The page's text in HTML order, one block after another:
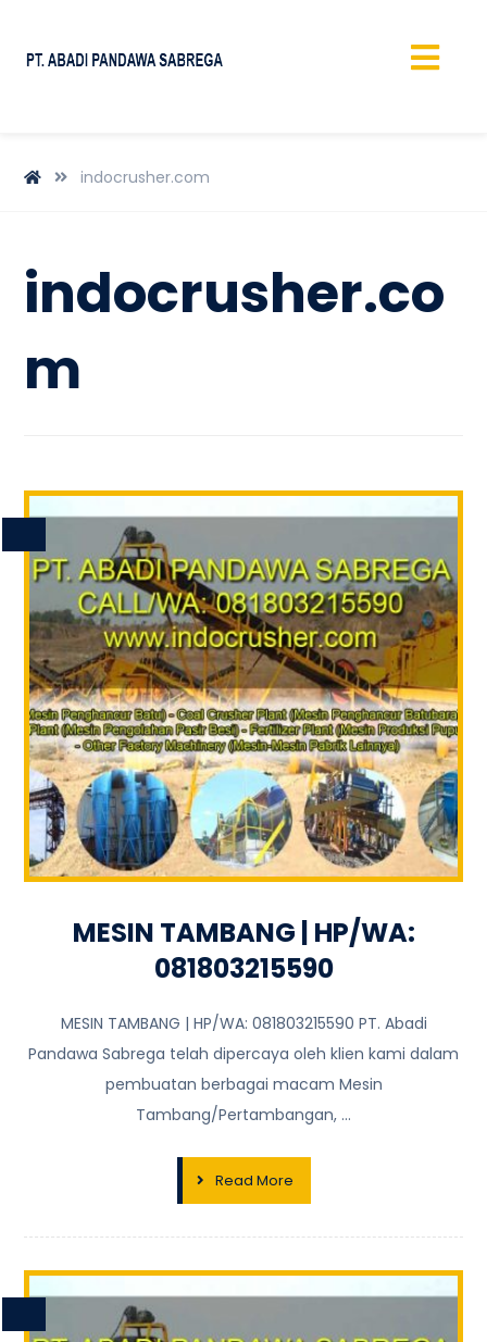
indocrusher.com
indocrusher.co
m
MESIN TAMBANG | HP/WA:
081803215590
MESIN TAMBANG | HP/WA: 081803215590 PT. Abadi
Pandawa Sabrega telah dipercaya oleh klien kami dalam
pembuatan berbagai macam Mesin
Tambang/Pertambangan, ...
Read More